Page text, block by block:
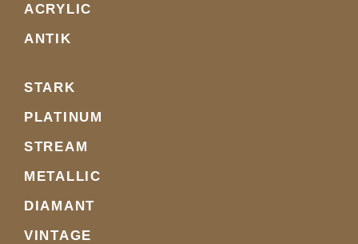
ACRYLIC
ANTIK
STARK
PLATINUM
STREAM
METALLIC
DIAMANT
VINTAGE